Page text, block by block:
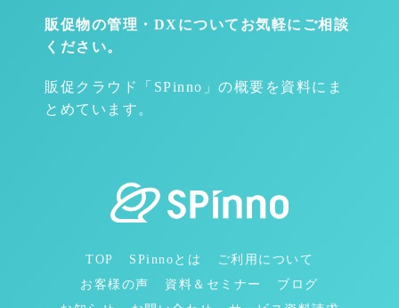
販促物の管理・DXについて お気軽にご相談
ください。
販促クラウド「SPinno」の概要を資料にま
とめています。
TOP SPinnoとは
ご利用について
お客様の声
資料＆セミナー
ブログ